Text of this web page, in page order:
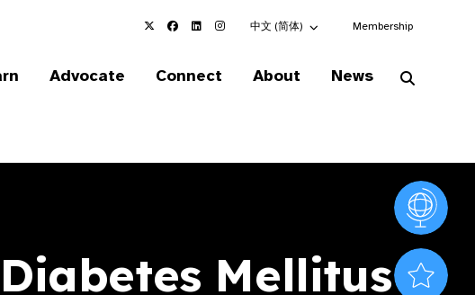
Choose an alternate language here
中文 (简体) Membership
Advocate Connect About News
Mellitus
Vision
Valued